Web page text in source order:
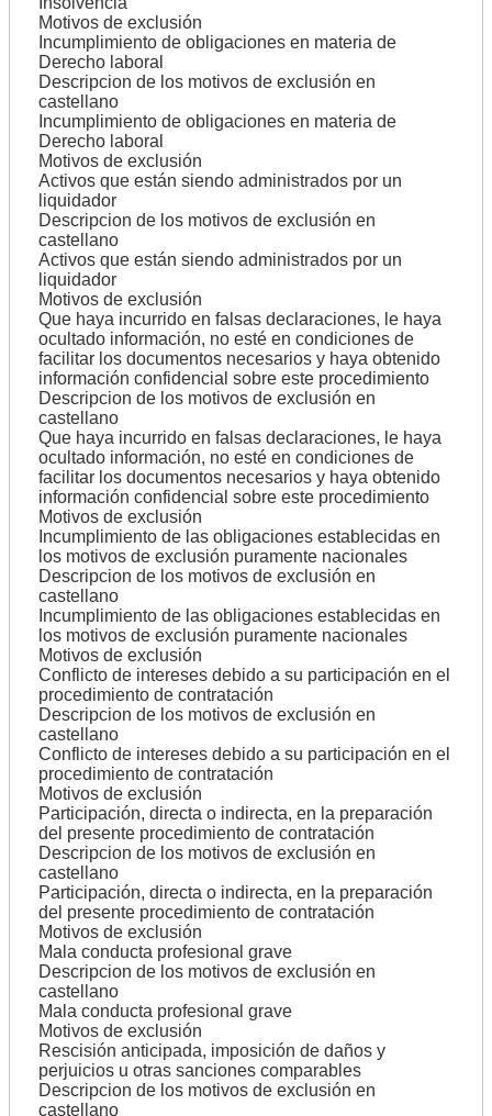
Motivos de exclusión
Incumplimiento de obligaciones en materia de
Derecho laboral
Descripcion de los motivos de exclusión en
castellano
Incumplimiento de obligaciones en materia de
Derecho laboral
Motivos de exclusión
Activos que están siendo administrados por un
liquidador
Descripcion de los motivos de exclusión en
castellano
Activos que están siendo administrados por un
liquidador
Motivos de exclusión
Que haya incurrido en falsas declaraciones, le haya
ocultado información, no esté en condiciones de
facilitar los documentos necesarios y haya obtenido
información confidencial sobre este procedimiento
Descripcion de los motivos de exclusión en
castellano
Que haya incurrido en falsas declaraciones, le haya
ocultado información, no esté en condiciones de
facilitar los documentos necesarios y haya obtenido
información confidencial sobre este procedimiento
Motivos de exclusión
Incumplimiento de las obligaciones establecidas en
los motivos de exclusión puramente nacionales
Descripcion de los motivos de exclusión en
castellano
Incumplimiento de las obligaciones establecidas en
los motivos de exclusión puramente nacionales
Motivos de exclusión
Conflicto de intereses debido a su participación en el
procedimiento de contratación
Descripcion de los motivos de exclusión en
castellano
Conflicto de intereses debido a su participación en el
procedimiento de contratación
Motivos de exclusión
Participación, directa o indirecta, en la preparación
del presente procedimiento de contratación
Descripcion de los motivos de exclusión en
castellano
Participación, directa o indirecta, en la preparación
del presente procedimiento de contratación
Motivos de exclusión
Mala conducta profesional grave
Descripcion de los motivos de exclusión en
castellano
Mala conducta profesional grave
Motivos de exclusión
Rescisión anticipada, imposición de daños y
perjuicios u otras sanciones comparables
Descripcion de los motivos de exclusión en
castellano